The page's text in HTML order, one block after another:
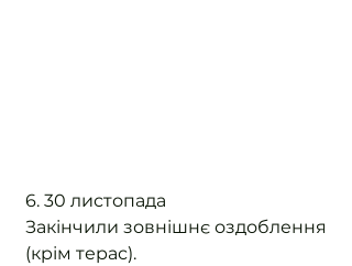
6. 30 листопада
Закінчили зовнішнє оздоблення
(крім терас).